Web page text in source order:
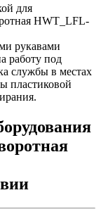
рукавами
работу под
службы в местах
пластиковой